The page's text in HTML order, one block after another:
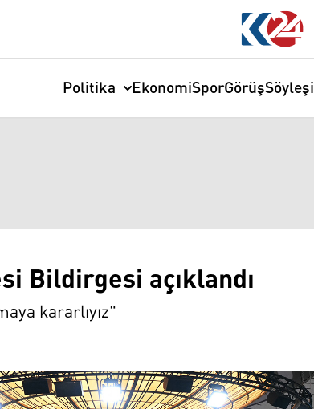
Politika EkonomiSporGörüşSöyleşi
Bildirgesi açıklandı
kararlıyız"